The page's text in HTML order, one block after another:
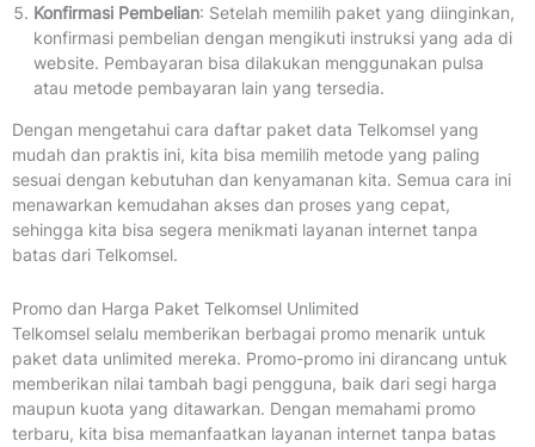
Konfirmasi Pembelian: Setelah memilih paket yang diinginkan,
konfirmasi pembelian dengan mengikuti instruksi yang ada di
website. Pembayaran bisa dilakukan menggunakan pulsa
atau metode pembayaran lain yang tersedia.
Dengan mengetahui cara daftar paket data Telkomsel yang
mudah dan praktis ini, kita bisa memilih metode yang paling
sesuai dengan kebutuhan dan kenyamanan kita. Semua cara ini
menawarkan kemudahan akses dan proses yang cepat,
sehingga kita bisa segera menikmati layanan internet tanpa
batas dari Telkomsel.
Promo dan Harga Paket Telkomsel Unlimited
Telkomsel selalu memberikan berbagai promo menarik untuk
paket data unlimited mereka. Promo-promo ini dirancang untuk
memberikan nilai tambah bagi pengguna, baik dari segi harga
maupun kuota yang ditawarkan. Dengan memahami promo
terbaru, kita bisa memanfaatkan layanan internet tanpa batas